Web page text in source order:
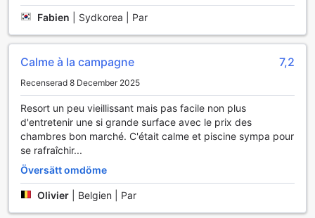
Fabien Sydkorea | Par
Calme à la campagne 7,2
Recenserad 8 December 2025
Resort un peu vieillissant mais pas facile non plus
d'entretenir une si grande surface avec le prix des
chambres bon marché. C'était calme et piscine sympa pour
se rafraîchir...
Översätt omdöme
Olivier Belgien | Par